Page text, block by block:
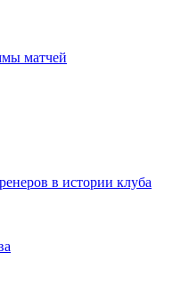
матчей
в истории клуба